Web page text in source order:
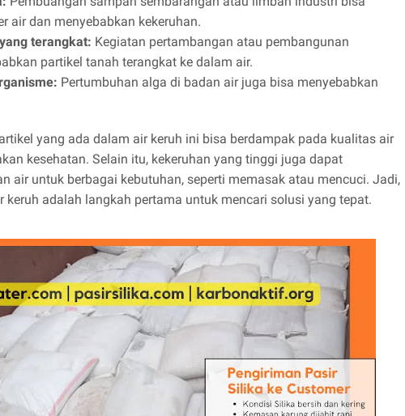
air dan menyebabkan kekeruhan.
terangkat: Kegiatan pertambangan atau pembangunan
partikel tanah terangkat ke dalam air.
Pertumbuhan alga di badan air juga bisa menyebabkan
yang ada dalam air keruh ini bisa berdampak pada kualitas air
kesehatan. Selain itu, kekeruhan yang tinggi juga dapat
air untuk berbagai kebutuhan, seperti memasak atau mencuci. Jadi,
keruh adalah langkah pertama untuk mencari solusi yang tepat.